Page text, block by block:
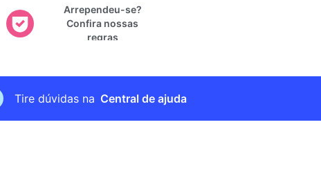
Arrependeu-se?
Confira nossas
regras
Tire dúvidas na Central de ajuda